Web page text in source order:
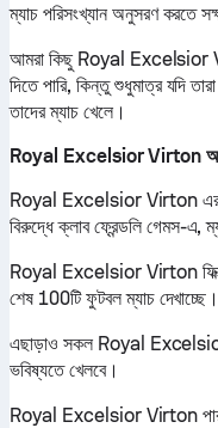
ম্যাচ পরিসংখ্যান অনুসরণ করতে
আমরা কিছু Royal Excelsior
দিতে পারি, কিন্তু শুধুমাত্র যদি
তাদের ম্যাচ খেলে।
Royal Excelsior Virton
Royal Excelsior Virton এর
বিরুদ্ধে ক্লাব ফ্রেন্ডলি গেমস-
Royal Excelsior Virton
শেষ 100টি ফুটবল ম্যাচ দেখাচ্ছে।
এছাড়াও সকল Royal Excelsior
ভবিষ্যতে খেলবে।
Royal Excelsior Virton